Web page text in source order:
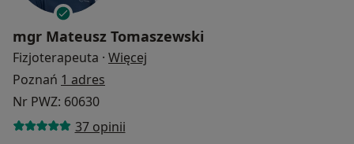
mgr Mateusz Tomaszewski
Fizjoterapeuta · Więcej
Poznań 1 adres
Nr PWZ: 60630
37 opinii